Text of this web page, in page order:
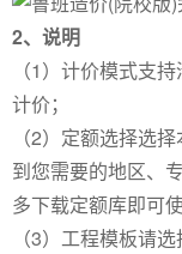
2、说明
（1）计价模式支
计价；
（2）定额选择选
到您需要的地区、
多下载定额库即可使
（3）工程模板请